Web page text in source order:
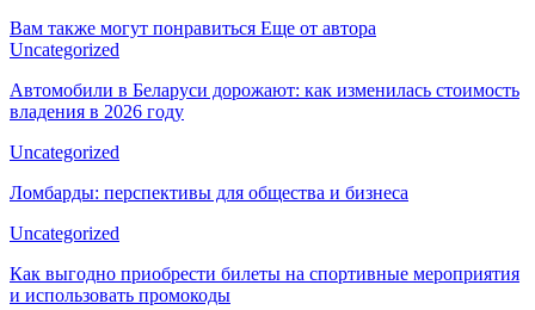
Вам также могут понравиться Еще от автора
Uncategorized
Автомобили в Беларуси дорожают: как изменилась стоимость
владения в 2026 году
Uncategorized
Ломбарды: перспективы для общества и бизнеса
Uncategorized
Как выгодно приобрести билеты на спортивные мероприятия
и использовать промокоды